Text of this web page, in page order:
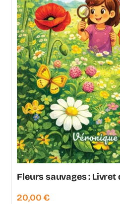
Fleurs sauvages : Livret
20,00€